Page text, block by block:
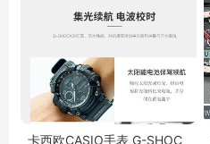
卡西欧CASIO手表 G-SHOC